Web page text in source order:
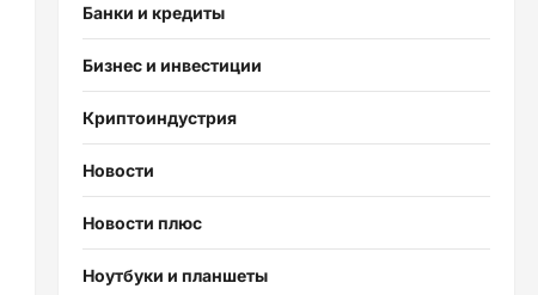
Банки и кредиты
Бизнес и инвестиции
Криптоиндустрия
Новости
Новости плюс
Ноутбуки и планшеты